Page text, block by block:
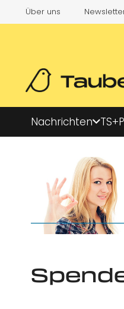
Über uns
Nachrichten TS+